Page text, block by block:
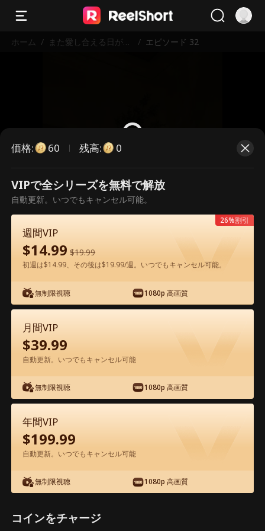
ホーム / また愛し合える日が来
/ エピソード 32
こちらは有料のエピソードです。視
聴いただくには解放が必要です。
アプリ内で無料視聴可能
エピソード32 - また愛し合える日が来る
映画フル
1-50 51-53
32 35
価格: 60 残高: 0
VIPで全シリーズを無料で解放
自動更新。いつでもキャンセル可能。
週間VIP
$14.99 $19.99
初週は$14.99、その後は$19.99/週。いつでもキャンセル可能。
無制限視聴 1080p 高画質
26%割引
月間VIP
$39.99
自動更新。いつでもキャンセル可能
無制限視聴 1080p 高画質
年間VIP
$199.99
自動更新。いつでもキャンセル可能
無制限視聴 1080p 高画質
コインをチャージ